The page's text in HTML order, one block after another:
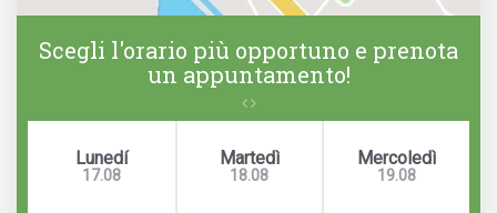
Scegli l'orario più opportuno e prenota
un appuntamento!
Lunedí
17.08
Martedì
18.08
Mercoledì
19.08